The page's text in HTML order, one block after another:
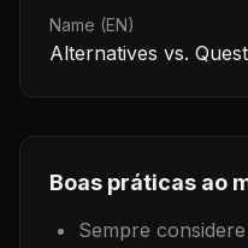
Name (EN)
Alternatives vs.
Boas práticas ao
Sempre